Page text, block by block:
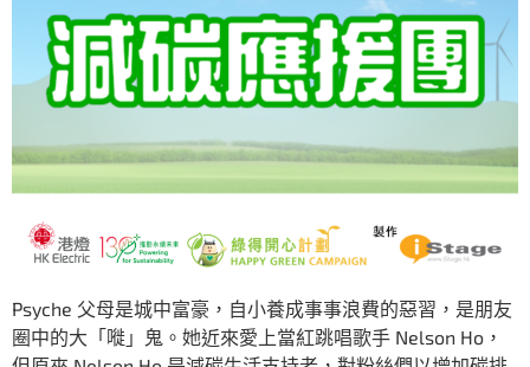
Psyche 父母是城中富豪，自小養成事事浪費的惡習，是朋友
圈中的大「嘥」鬼。她近來愛上當紅跳唱歌手 Nelson Ho，